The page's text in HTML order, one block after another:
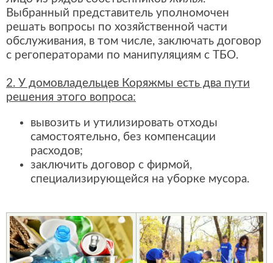
Выбранный представитель уполномочен
решать вопросы по хозяйственной части
обслуживания, в том числе, заключать договор
с регоператорами по манипуляциям с ТБО.
2. У домовладельцев Коряжмы есть два пути
решения этого вопроса:
вывозить и утилизировать отходы
самостоятельно, без компенсации
расходов;
заключить договор с фирмой,
специализирующейся на уборке мусора.